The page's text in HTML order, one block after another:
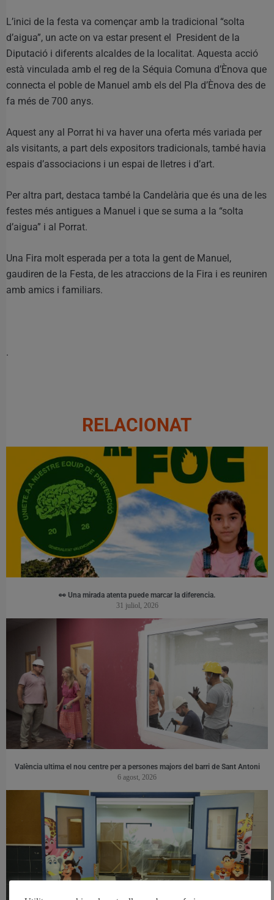
L’inici de la festa va començar amb la tradicional “solta
d’aigua”, un acte on va estar present el President de la
Diputació i diferents alcaldes de la localitat. Aquesta acció
està vinculada amb el reg de la Séquia Comuna d’Ènova que
connecta el poble de Manuel amb els del Pla d’Ènova des de
fa més de 700 anys.
Aquest any al Porrat hi va haver una oferta més variada per
als visitants, a part dels expositors tradicionals, també havia
espais d’associacions i un espai de lletres i d’art.
Per altra part, destaca també la Candelària que és una de les
festes més antigues a Manuel i que se suma a la “solta
d’aigua” i al Porrat.
Una Fira molt esperada per a tota la gent de Manuel,
gaudiren de la Festa, de les atraccions de la Fira i es reuniren
amb amics i familiars.
.
RELACIONAT
👀 Una mirada atenta puede marcar la diferencia.
31 juliol, 2026
València ultima el nou centre per a persones majors del barri de Sant Antoni
6 agost, 2026